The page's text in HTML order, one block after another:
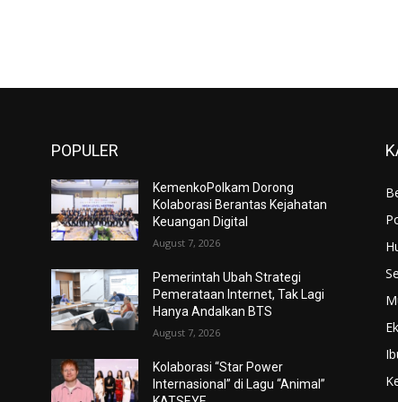
POPULER
KemenkoPolkam Dorong
Kolaborasi Berantas Kejahatan
Keuangan Digital
August 7, 2026
Pemerintah Ubah Strategi
Pemerataan Internet, Tak Lagi
Hanya Andalkan BTS
August 7, 2026
Kolaborasi “Star Power
Internasional” di Lagu “Animal”